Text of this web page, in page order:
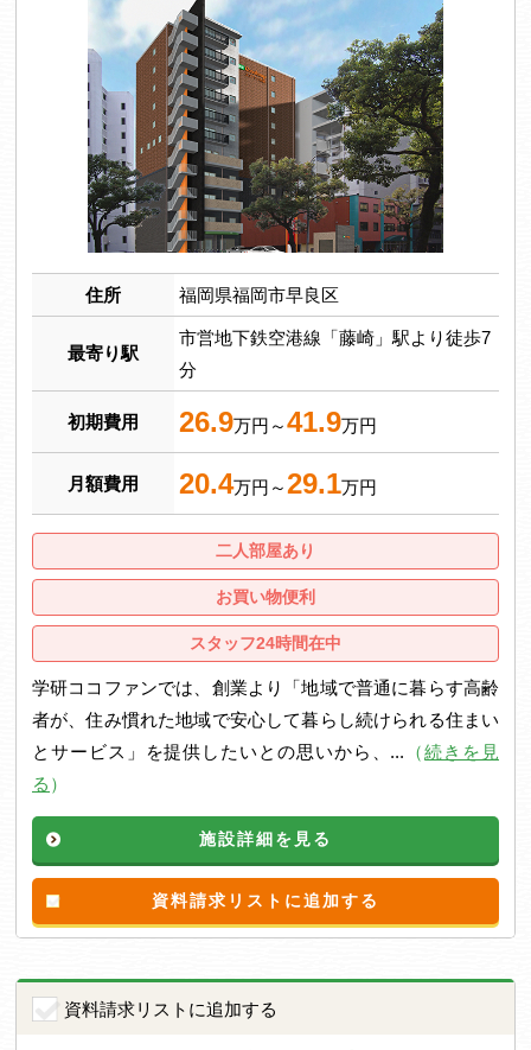
住所 福岡県福岡市早良区
最寄り駅
市営地下鉄空港線「藤崎」駅より徒歩7
分
初期費用 26.9万円～41.9万円
月額費用 20.4万円～29.1万円
二人部屋あり
お買い物便利
スタッフ24時間在中
学研ココファンでは、創業より「地域で普通に暮らす高齢
者が、住み慣れた地域で安心して暮らし続けられる住まい
とサービス」を提供したいとの思いから、... （続きを見
る ）
施設詳細を見る
資料請求リストに追加する
資料請求リストに追加する